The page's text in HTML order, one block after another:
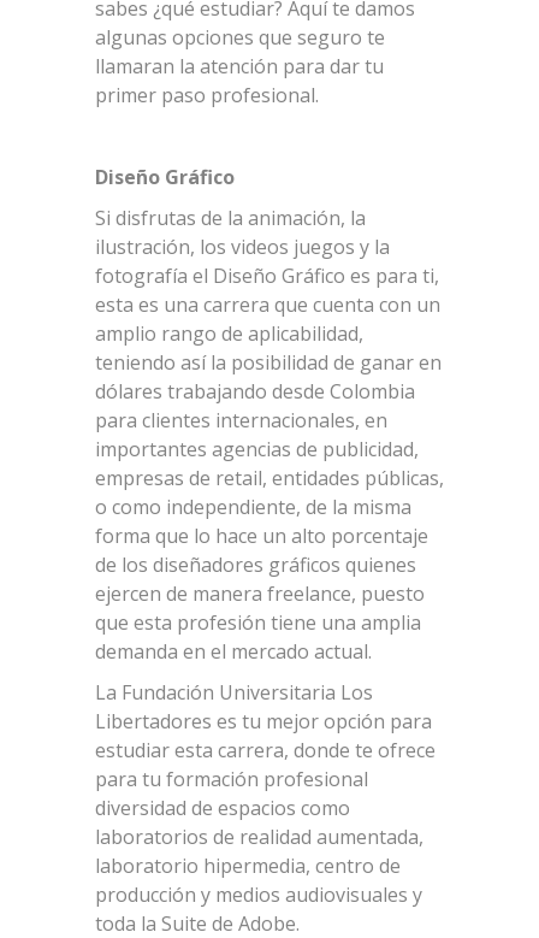
sabes ¿qué estudiar? Aquí te damos
algunas opciones que seguro te
llamaran la atención para dar tu
primer paso profesional.
Diseño Gráfico
Si disfrutas de la animación, la
ilustración, los videos juegos y la
fotografía el Diseño Gráfico es para ti,
esta es una carrera que cuenta con un
amplio rango de aplicabilidad,
teniendo así la posibilidad de ganar en
dólares trabajando desde Colombia
para clientes internacionales, en
importantes agencias de publicidad,
empresas de retail, entidades públicas,
o como independiente, de la misma
forma que lo hace un alto porcentaje
de los diseñadores gráficos quienes
ejercen de manera freelance, puesto
que esta profesión tiene una amplia
demanda en el mercado actual.
La Fundación Universitaria Los
Libertadores es tu mejor opción para
estudiar esta carrera, donde te ofrece
para tu formación profesional
diversidad de espacios como
laboratorios de realidad aumentada,
laboratorio hipermedia, centro de
producción y medios audiovisuales y
toda la Suite de Adobe.